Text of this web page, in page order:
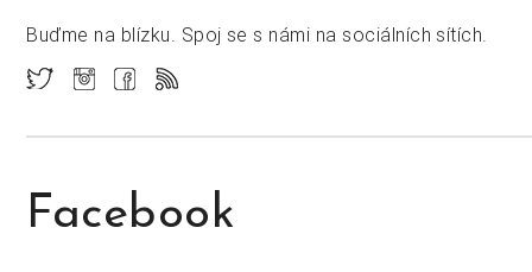
Buďme na blízku. Spoj se s námi na sociálních sítích.
Facebook